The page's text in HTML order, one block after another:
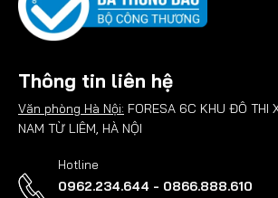
Thông tin liên hệ
Văn phòng Hà Nội: FORESA 6C KHU ĐÔ THI
NAM TỪ LIÊM, HÀ NỘI
Hotline
0962.234.644 - 0866.888.610